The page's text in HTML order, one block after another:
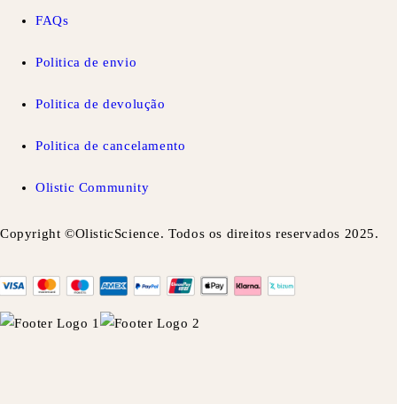
FAQs
Politica de envio
Politica de devolução
Politica de cancelamento
Olistic Community
Copyright ©OlisticScience. Todos os direitos reservados 2025.